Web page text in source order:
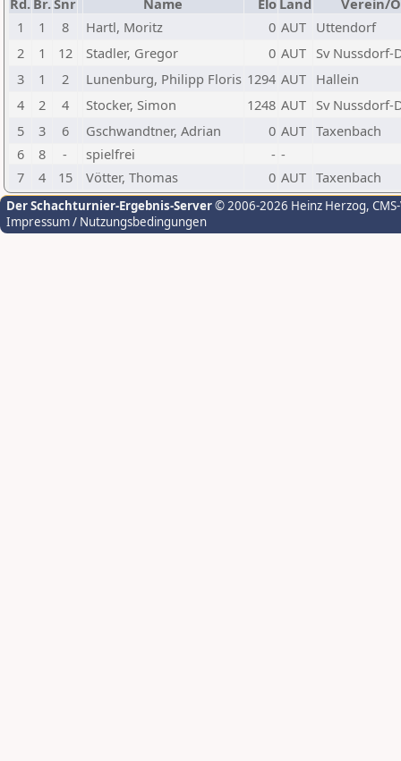
Rd. Br.Snr Name Elo Land
Verein/
1
1 8 Hartl, Moritz 0 AUT Uttendorf
2
1 12 Stadler, Gregor 0 AUT Sv Nussdorf-
3
1 2 Lunenburg, Philipp Floris 1294 AUT Hallein
4
2 4 Stocker, Simon 1248 AUT Sv Nussdorf-
5
3 6 Gschwandtner, Adrian 0 AUT Taxenbach
6
8 - spielfrei - -
7
4 15 Vötter, Thomas 0 AUT Taxenbach
Der Schachturnier-Ergebnis-Server© 2006-2026 Heinz Herzog,
Impressum / Nutzungsbedingungen